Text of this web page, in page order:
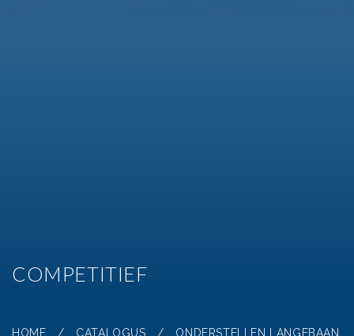
COMPETITIEF
HOME / CATALOGUS /
ONDERSTELLEN LANGEBAAN